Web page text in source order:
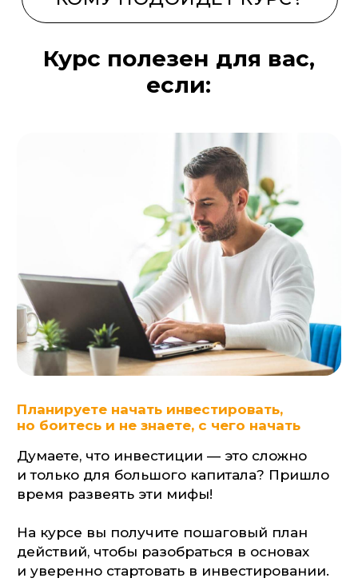
Планируете начать инвестировать,
но боитесь и не знаете, с чего начать
Думаете, что инвестиции — это сложно
и только для большого капитала? Пришло
время развеять эти мифы!
На курсе вы получите пошаговый план
действий, чтобы разобраться в основах
и уверенно стартовать в инвестировании.
ПРОГРАММА КУРСА
+ ДОМАШНИЕ ЗАДАНИЯ